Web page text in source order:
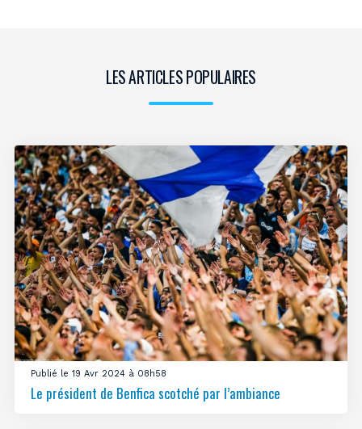
LES ARTICLES POPULAIRES
Publié le 19 Avr 2024 à 08h58
Le président de Benfica scotché par l’ambiance